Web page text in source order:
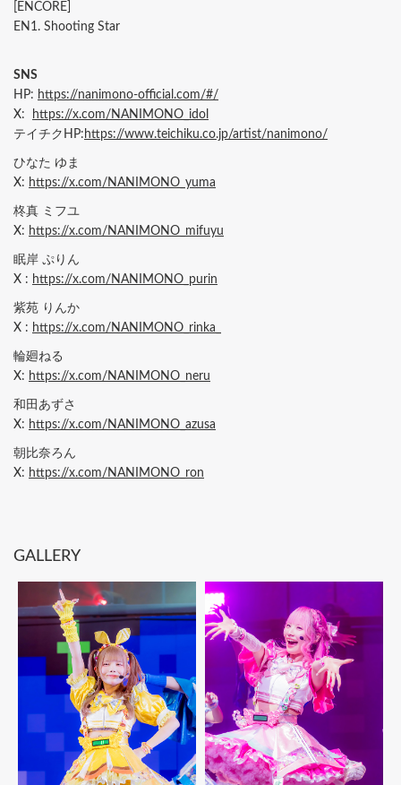
[ENCORE]
EN1. Shooting Star
SNS
HP: https://nanimono-official.com/#/
X:
https://x.com/NANIMONO_idol
テイチクHP: https://www.teichiku.co.jp/artist/nanimono/
ひなた ゆま
X: https://x.com/NANIMONO_yuma
柊真 ミフユ
X: https://x.com/NANIMONO_mifuyu
眠岸 ぷりん
X : https://x.com/NANIMONO_purin
紫苑 りんか
X : https://x.com/NANIMONO_rinka_
輪廻ねる
X: https://x.com/NANIMONO_neru
和田あずさ
X: https://x.com/NANIMONO_azusa
朝比奈ろん
X: https://x.com/NANIMONO_ron
GALLERY